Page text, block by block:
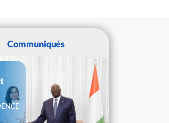
Communiqués